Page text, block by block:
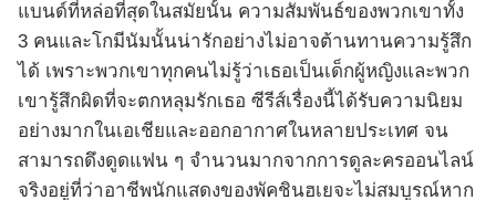
แบนด์ที่หล่อที่สุดในสมัยนั้น ความสัมพันธ์ของพวกเขาทั้ง
3 คนและโกมีนัมนั้นน่ารักอย่างไม่อาจต้านทานความรู้สึก
ได้ เพราะพวกเขาทุกคนไม่รู้ว่าเธอเป็นเด็กผู้หญิงและพวก
เขารู้สึกผิดที่จะตกหลุมรักเธอ ซีรีส์เรื่องนี้ได้รับความนิยม
อย่างมากในเอเชียและออกอากาศในหลายประเทศ จน
สามารถดึงดูดแฟน ๆ จำนวนมากจากการดูละครออนไลน์
จริงอยู่ที่ว่าอาชีพนักแสดงของพัคชินฮเยจะไม่สมบูรณ์หาก